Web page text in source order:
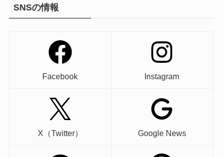
SNSの情報
Facebook Instagram
X（Twitter） Google News